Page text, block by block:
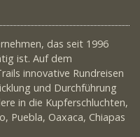
das seit 1996
ist. Auf dem
innovative Rundreisen
und Durchführung
in die Kupferschluchten,
Puebla, Oaxaca, Chiapas